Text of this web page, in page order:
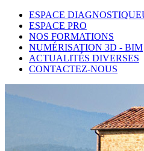
ESPACE
ESPACE PRO
NOS FORMATIONS
NUMÉRISATION 3D - BIM
ACTUALITÉS DIVERSES
CONTACTEZ-NOUS